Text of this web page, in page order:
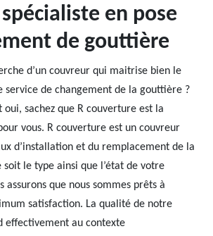
en pose
de gouttière
d’un couvreur qui maitrise bien le
service de changement de la gouttière ?
oui, sachez que R couverture est la
vous. R couverture est un couvreur
d’installation et du remplacement de la
le type ainsi que l’état de votre
assurons que nous sommes prêts à
satisfaction. La qualité de notre
effectivement au contexte